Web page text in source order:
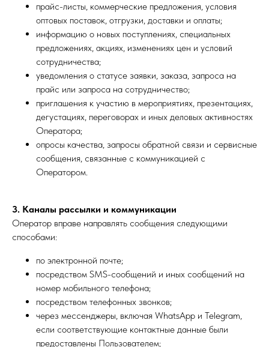
прайс-листы, коммерческие предложения, условия
оптовых поставок, отгрузки, доставки и оплаты;
информацию о новых поступлениях, специальных
предложениях, акциях, изменениях цен и условий
сотрудничества;
уведомления о статусе заявки, заказа, запроса на
прайс или запроса на сотрудничество;
приглашения к участию в мероприятиях, презентациях,
дегустациях, переговорах и иных деловых активностях
Оператора;
опросы качества, запросы обратной связи и сервисные
сообщения, связанные с коммуникацией с
Оператором.
3. Каналы рассылки и коммуникации
Оператор вправе направлять сообщения следующими
способами:
по электронной почте;
посредством SMS-сообщений и иных сообщений на
номер мобильного телефона;
посредством телефонных звонков;
через мессенджеры, включая WhatsApp и Telegram,
если соответствующие контактные данные были
предоставлены Пользователем;